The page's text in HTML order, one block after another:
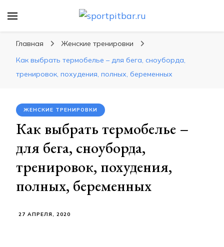
спортивных упражнения, правильные
диеты, программы тренировок
Главная
Женские тренировки
Как выбрать термобелье – для бега, сноуборда,
тренировок, похудения, полных, беременных
ЖЕНСКИЕ ТРЕНИРОВКИ
Как выбрать термобелье –
для бега, сноуборда,
тренировок, похудения,
полных, беременных
27 АПРЕЛЯ, 2020